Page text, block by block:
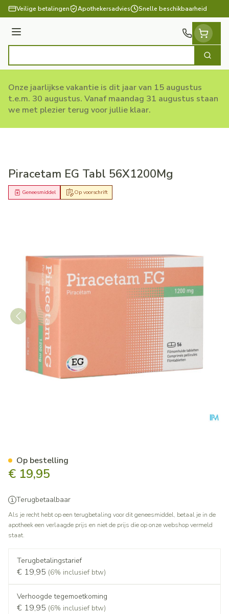
Ga naar de inhoud
Veilige betalingen Apothekersadvies Snelle beschikbaarheid
Menu
Zoek
Onze jaarlijkse vakantie is dit jaar van 15 augustus
t.e.m. 30 augustus. Vanaf maandag 31 augustus staan
we met plezier terug voor jullie klaar.
Piracetam EG Tabl 56X1200Mg
Op voorschrift
Geneesmiddel
€ 19,95
Terugbetaalbaar
Als je recht hebt op een terugbetaling voor dit geneesmiddel, betaal je in de
apotheek een verlaagde prijs en niet de prijs die op onze webshop vermeld
staat.
Terugbetalingstarief
€ 19,95 (6% inclusief btw)
Verhoogde tegemoetkoming
€ 19,95 (6% inclusief btw)
Op bestelling